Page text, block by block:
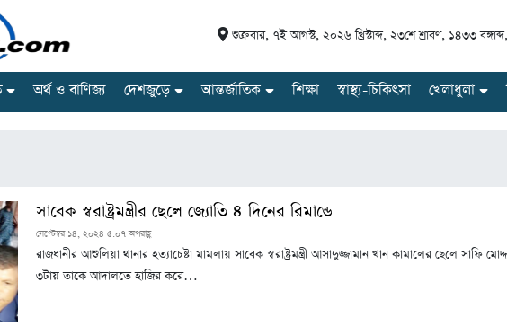
শুক্রবার, ৭ই আগস্ট, ২০২৬ খ্রিস্টাব্দ, ২৩শে শ্রাবণ, ১৪৩৩ বঙ্গাব্দ,
অর্থ ও বাণিজ্য দেশজুড়ে আন্তর্জাতিক শিক্ষা স্বাস্থ্য-চিকিৎসা খেলাধুলা
সাবেক স্বরাষ্ট্রমন্ত্রীর ছেলে জ্যোতি ৪ দিনের রিমান্ডে
সেপ্টেম্বর ১৪, ২০২৪ ৫:০৭ অপরাহ্ণ
রাজধানীর আশুলিয়া থানার হত্যাচেষ্টা মামলায় সাবেক স্বরাষ্ট্রমন্ত্রী আসাদুজ্জামান খান কামালের ছেলে
৩টায় তাকে আদালতে হাজির করে…